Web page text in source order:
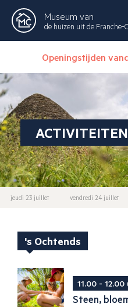
Museum van
de huizen uit de Franche-
Openingstijden
jeudi 23 juillet vendredi 24 juillet
's Ochtends
11.00 - 12.00
Steen,